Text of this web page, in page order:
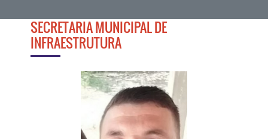
SECRETARIA MUNICIPAL DE
INFRAESTRUTURA